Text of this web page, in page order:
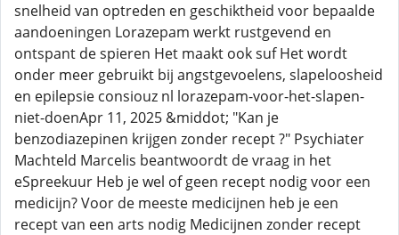
snelheid van optreden en geschiktheid voor bepaalde
aandoeningen Lorazepam werkt rustgevend en
ontspant de spieren Het maakt ook suf Het wordt
onder meer gebruikt bij angstgevoelens, slapeloosheid
en epilepsie consiouz nl lorazepam-voor-het-slapen-
niet-doenApr 11, 2025 &middot; "Kan je
benzodiazepinen krijgen zonder recept ?" Psychiater
Machteld Marcelis beantwoordt de vraag in het
eSpreekuur Heb je wel of geen recept nodig voor een
medicijn? Voor de meeste medicijnen heb je een
recept van een arts nodig Medicijnen zonder recept